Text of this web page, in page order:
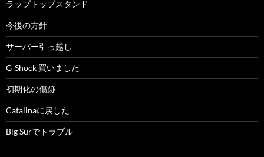
ラップトップスタンド
今後の方針
サーバー引っ越し
G-Shock 買いました
初期化の傷跡
Catalinaに戻した
Big Surでトラブル